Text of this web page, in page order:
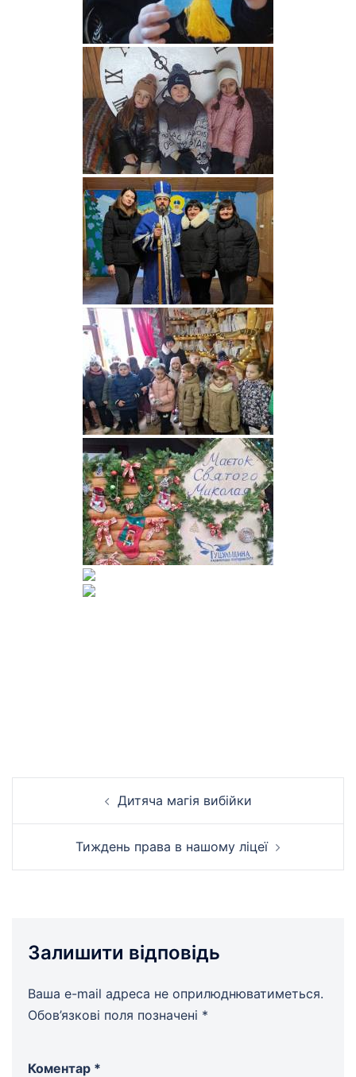
запису
Дитяча магія вибійки
Тиждень права в нашому ліцеї
Залишити відповідь
Ваша e-mail адреса не оприлюднюватиметься.
Обов’язкові поля позначені *
Коментар *